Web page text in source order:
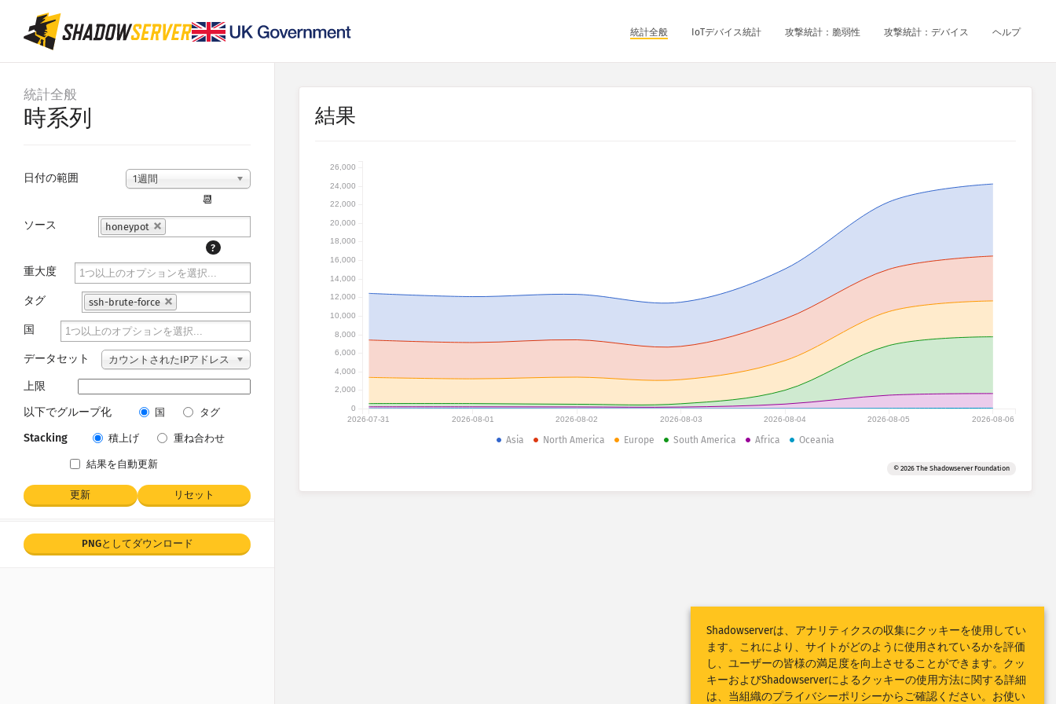
統計全般 IoTデバイス統計 攻撃統計：脆弱性 攻撃統計：デバイス ヘルプ
統計全般
時系列
日付の範囲 1週間
📆
ソース
honeypot
?
重大度
タグ ssh-brute-force
国
データセット カウントされたIPアドレス
上限
以下でグループ化
国 タグ
Stacking 積上げ 重ね合わせ
結果を自動更新
更新 リセット
PNGとしてダウンロード
結果
2026-07-31 2026-08-01 2026-08-02 2026-08-03 2026-08-04 2026-08-05 2026-08-06
0
2,000
4,000
6,000
8,000
10,000
12,000
14,000
16,000
18,000
20,000
22,000
24,000
26,000
Asia North America Europe South America Africa Oceania
© 2026 The Shadowserver Foundation
Shadowserverは、アナリティクスの収集にクッキーを使用してい
ます。これにより、サイトがどのように使用されているかを評価
し、ユーザーの皆様の満足度を向上させることができます。クッ
キーおよびShadowserverによるクッキーの使用方法に関する詳細
は、当組織のプライバシーポリシーからご確認ください。お使い